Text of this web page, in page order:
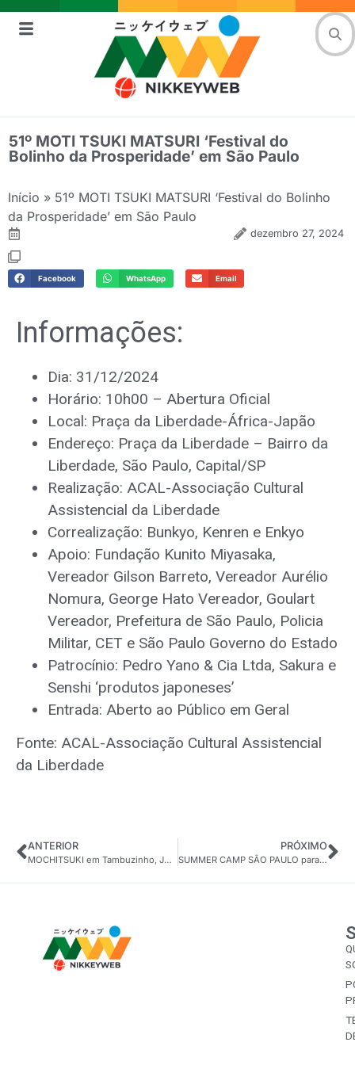
51º MOTI TSUKI MATSURI ‘Festival do
Bolinho da Prosperidade’ em São Paulo
Início » 51º MOTI TSUKI MATSURI ‘Festival do Bolinho
da Prosperidade’ em São Paulo
dezembro 27, 2024
Facebook WhatsApp Email
Informações:
Dia: 31/12/2024
Horário: 10h00 – Abertura Oficial
Local: Praça da Liberdade-África-Japão
Endereço: Praça da Liberdade – Bairro da
Liberdade, São Paulo, Capital/SP
Realização: ACAL-Associação Cultural
Assistencial da Liberdade
Correalização: Bunkyo, Kenren e Enkyo
Apoio: Fundação Kunito Miyasaka,
Vereador Gilson Barreto, Vereador Aurélio
Nomura, George Hato Vereador, Goulart
Vereador, Prefeitura de São Paulo, Policia
Militar, CET e São Paulo Governo do Estado
Patrocínio: Pedro Yano & Cia Ltda, Sakura e
Senshi ‘produtos japoneses’
Entrada: Aberto ao Público em Geral
Fonte: ACAL-Associação Cultural Assistencial
da Liberdade
ANTERIOR
MOCHITSUKI em Tambuzinho, João Pessoa/PB
PRÓXIMO
SUMMER CAMP SÃO PAULO para praticantes de Beisebol e Softbol de todas as idades